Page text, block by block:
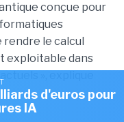
conçue pour
le calcul
exploitable dans
d'euros pour
IA